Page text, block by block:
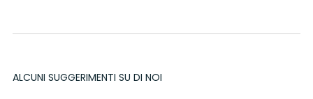
ALCUNI SUGGERIMENTI SU DI NOI